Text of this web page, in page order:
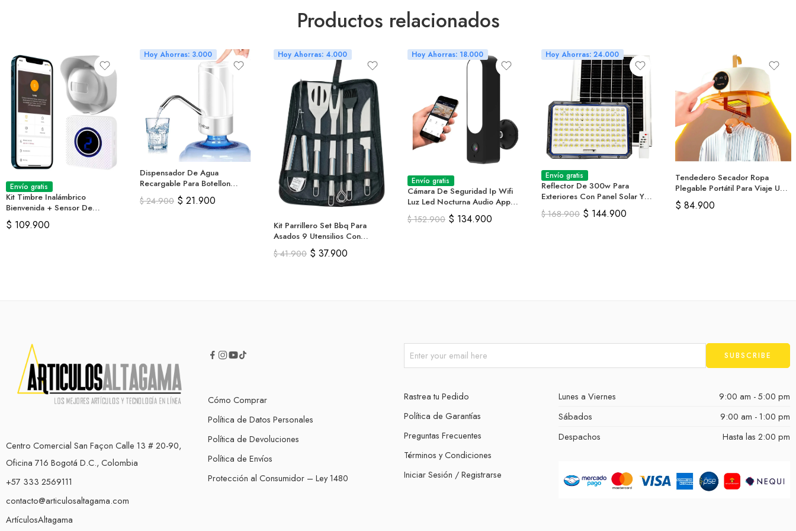
Productos relacionados
Envío gratis
Kit Timbre Inalámbrico
Bienvenida + Sensor De
Movimiento App
$ 109.900
Hoy Ahorras: 3.000
Dispensador De Agua
Recargable Para Botellon
Garantizado
$24.900 $ 21.900
Hoy Ahorras: 4.000
Kit Parrillero Set Bbq Para
Asados 9 Utensilios Con
Estuche
$41.900 $ 37.900
Hoy Ahorras: 18.000
Envío gratis
Cámara De Seguridad Ip Wifi
Luz Led Nocturna Audio App
Tuya
$152.900 $ 134.900
Hoy Ahorras: 24.000
Envío gratis
Reflector De 300w Para
Exteriores Con Panel Solar Y
Control
$168.900 $ 144.900
Tendedero Secador Ropa
Plegable Portátil Para Viaje U
Hogar
$ 84.900
Centro Comercial San Façon Calle 13 # 20-90,
Oficina 716 Bogotá D.C., Colombia
+57 333 2569111
contacto@articulosaltagama.com
ArtículosAltagama
Cómo Comprar
Política de Datos Personales
Política de Devoluciones
Política de Envíos
Protección al Consumidor – Ley 1480
Rastrea tu Pedido
Política de Garantías
Preguntas Frecuentes
Términos y Condiciones
Iniciar Sesión / Registrarse
Lunes a Viernes
9:00 am - 5:00 pm
Sábados
9:00 am - 1:00 pm
Despachos
Hasta las 2:00 pm